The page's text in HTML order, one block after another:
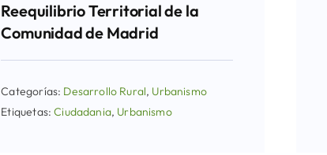
Reequilibrio Territorial de la
Comunidad de Madrid
Categorías: Desarrollo Rural, Urbanismo
Etiquetas:Ciudadania, Urbanismo